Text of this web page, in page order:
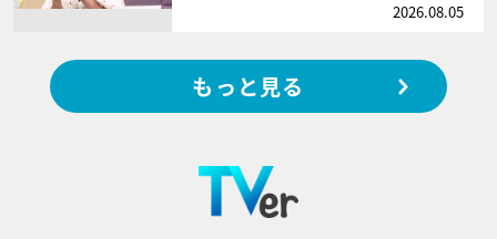
2026.08.05
もっと見る